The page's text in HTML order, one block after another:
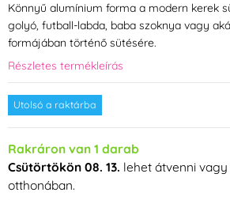
Könnyű alumínium forma a modern kerek
golyó, futball-labda, baba szoknya vagy
formájában történő sütésére.
Részletes termékleírás
Utolsó a raktárba
Rakráron van 1 darab
Csütörtökön 08. 13. lehet átvenni
otthonában.